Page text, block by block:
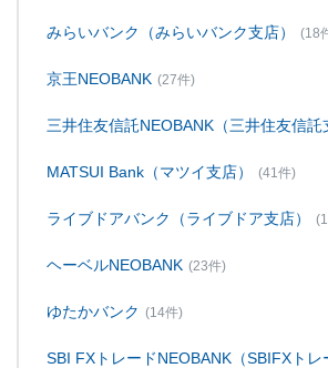
みらいバンク（みらいバンク支店） (18
京王NEOBANK (27件)
三井住友信託NEOBANK（三井住友信託
MATSUI Bank（マツイ支店） (41件)
ライブドアバンク（ライブドア支店）
ヘーベルNEOBANK (23件)
ゆたかバンク (14件)
SBI FXトレードNEOBANK（SBIFXトレ